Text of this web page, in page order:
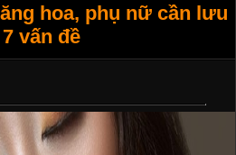
hoa, phụ nữ cần lưu
vấn đề